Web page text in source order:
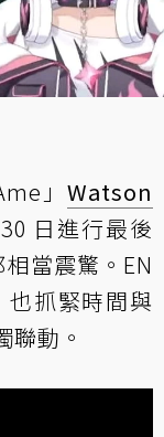
」 Watson
日進行最後
當震驚。EN
也抓緊時間與
動。